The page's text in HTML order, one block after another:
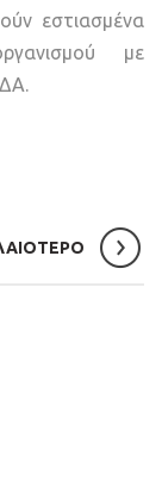
εστιασμένα
με